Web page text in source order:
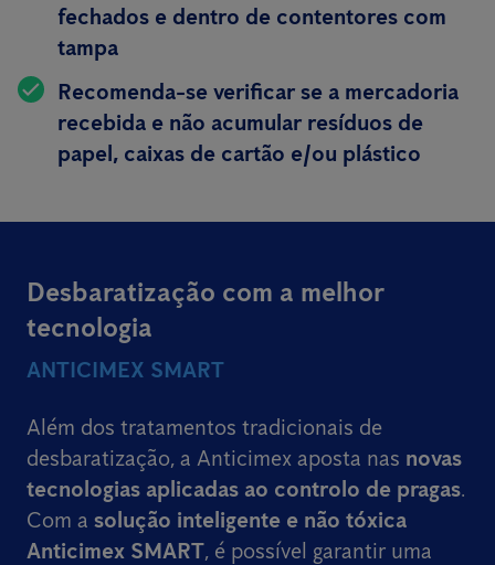
fechados e dentro de contentores com
tampa
Recomenda-se verificar se a mercadoria
recebida e não acumular resíduos de
papel, caixas de cartão e/ou plástico
Desbaratização com a melhor
tecnologia
ANTICIMEX SMART
Além dos tratamentos tradicionais de
desbaratização, a Anticimex aposta nas novas
tecnologias aplicadas ao controlo de pragas.
Com a solução inteligente e não tóxica
Anticimex SMART, é possível garantir uma